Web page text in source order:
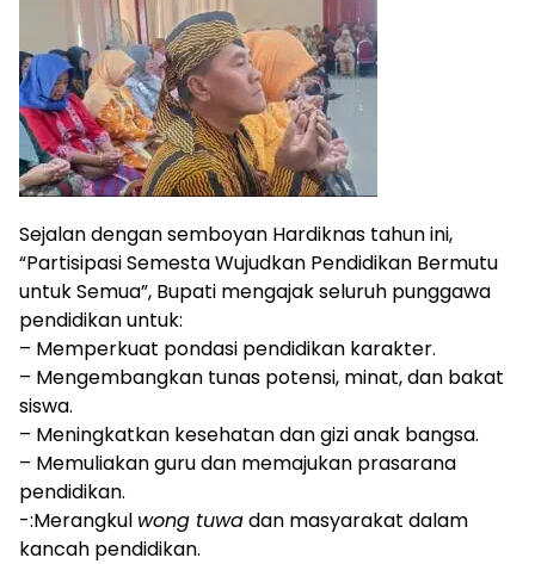
Sejalan dengan semboyan Hardiknas tahun ini,
“Partisipasi Semesta Wujudkan Pendidikan Bermutu
untuk Semua”, Bupati mengajak seluruh punggawa
pendidikan untuk:
– Memperkuat pondasi pendidikan karakter.
– Mengembangkan tunas potensi, minat, dan bakat
siswa.
– Meningkatkan kesehatan dan gizi anak bangsa.
– Memuliakan guru dan memajukan prasarana
pendidikan.
-:Merangkul wong tuwadan masyarakat dalam
kancah pendidikan.